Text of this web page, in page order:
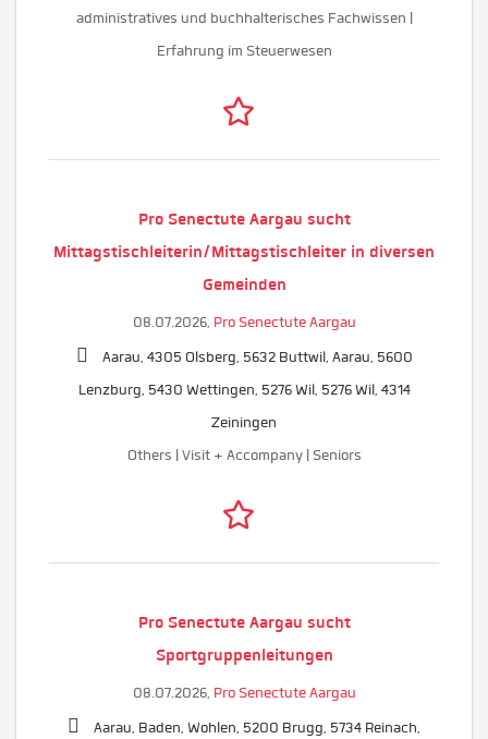
administratives und buchhalterisches Fachwissen |
Erfahrung im Steuerwesen
Pro Senectute Aargau sucht
Mittagstischleiterin/Mittagstischleiter in diversen
Gemeinden
08.07.2026, Pro Senectute Aargau
Aarau, 4305 Olsberg, 5632 Buttwil, Aarau, 5600
Lenzburg, 5430 Wettingen, 5276 Wil, 5276 Wil, 4314
Zeiningen
Others | Visit + Accompany | Seniors
Pro Senectute Aargau sucht
Sportgruppenleitungen
08.07.2026, Pro Senectute Aargau
Aarau, Baden, Wohlen, 5200 Brugg, 5734 Reinach,